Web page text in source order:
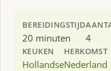
BEREIDINGSTIJD
20 minuten 4
KEUKEN
Hollandse
HERKOMST
Nederland